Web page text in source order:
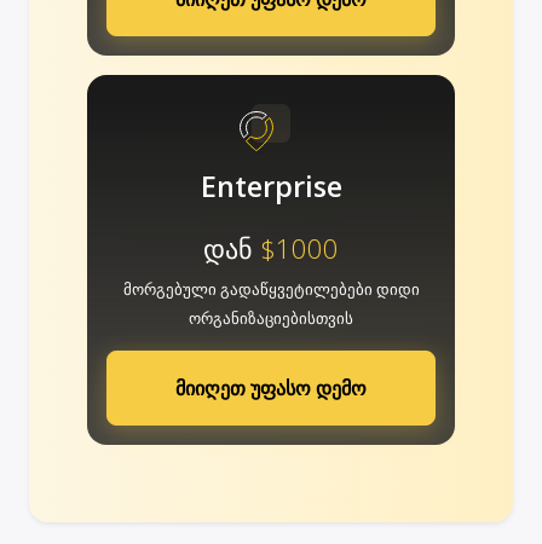
Enterprise
დან $1000
მორგებული გადაწყვეტილებები დიდი
ორგანიზაციებისთვის
მიიღეთ უფასო დემო